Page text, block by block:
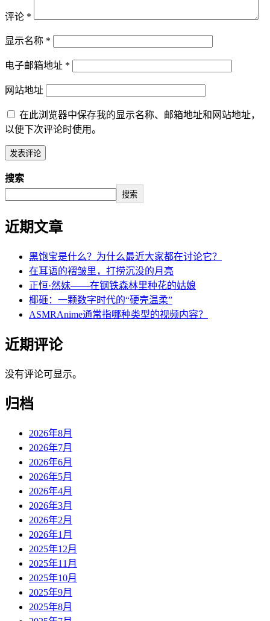
评论 *
显示名称 *
电子邮箱地址 *
网站地址
在此浏览器中保存我的显示名称、邮箱地址和网站地址，
以便下次评论时使用。
搜索
搜索
近期文章
黑饱宝是什么？为什么最近大家都在讨论它？
在耳语的褶皱里，打捞沉没的月亮
正恒·然妹——在钢铁森林里种花的姑娘
椰砸：一颗数字时代的“硬壳温柔”
ASMRAnime通常指哪种类型的视频内容？
近期评论
没有评论可显示。
归档
2026年8月
2026年7月
2026年6月
2026年5月
2026年4月
2026年3月
2026年2月
2026年1月
2025年12月
2025年11月
2025年10月
2025年9月
2025年8月